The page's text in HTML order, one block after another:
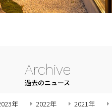
Archive
過去のニュース
年 2022年 2021年